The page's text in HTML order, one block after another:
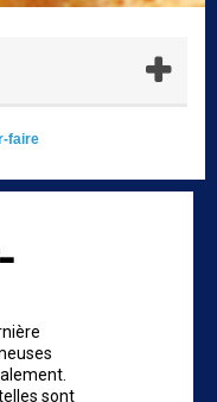
faire
sont